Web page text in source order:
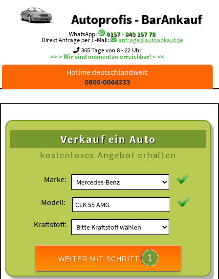
Autoprofis - BarAnkauf
WhatsApp:
0157 - 849 157 78
Direkt Anfrage per E-Mail:
anfrage@autoabkauf.de
365 Tage von 8 - 22 Uhr
>> > Wir sind momentan erreichbar! < <<
Hotline deutschlandweit:
0800-0044333
Verkauf ein Auto
kostenloses Angebot erhalten
Marke:
Modell:
Kraftstoff:
WEITER MIT SCHRITT 1